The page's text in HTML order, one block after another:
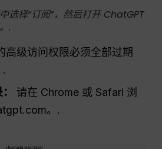
选择“订阅”，然后打开 ChatGPT
.
高级访问权限必须全部过期
.
请在 Chrome 或 Safari 浏
。.